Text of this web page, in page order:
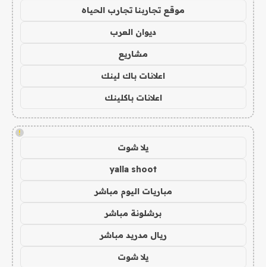
موقع تجاربنا تجارب الحياه
ديوان العرب
مشاريع
اعلانات باك لينك
اعلانات باكلينك
!
يلا شوت
yalla shoot
مباريات اليوم مباشر
برشلونة مباشر
ريال مدريد مباشر
يلا شوت